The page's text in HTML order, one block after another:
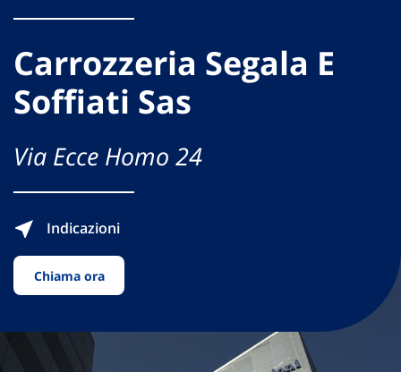
Carrozzeria Segala E
Soffiati Sas
Via Ecce Homo 24
Indicazioni
Chiama ora